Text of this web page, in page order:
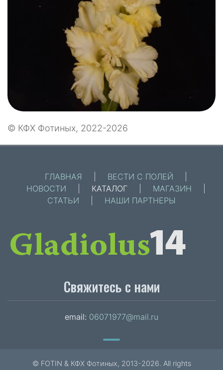
© КФХ Фотиных, 2022-2026
ГЛАВНАЯ ВЕСТИ С ПОЛЕЙ
НОВОСТИ
КАТАЛОГ МАГАЗИН
СТАТЬИ
НАШИ ПАРТНЕРЫ
Свяжитесь с нами
email: 06071977@mail.ru
© FOTIN & КФХ Фотиных, 2013-2026. All rights